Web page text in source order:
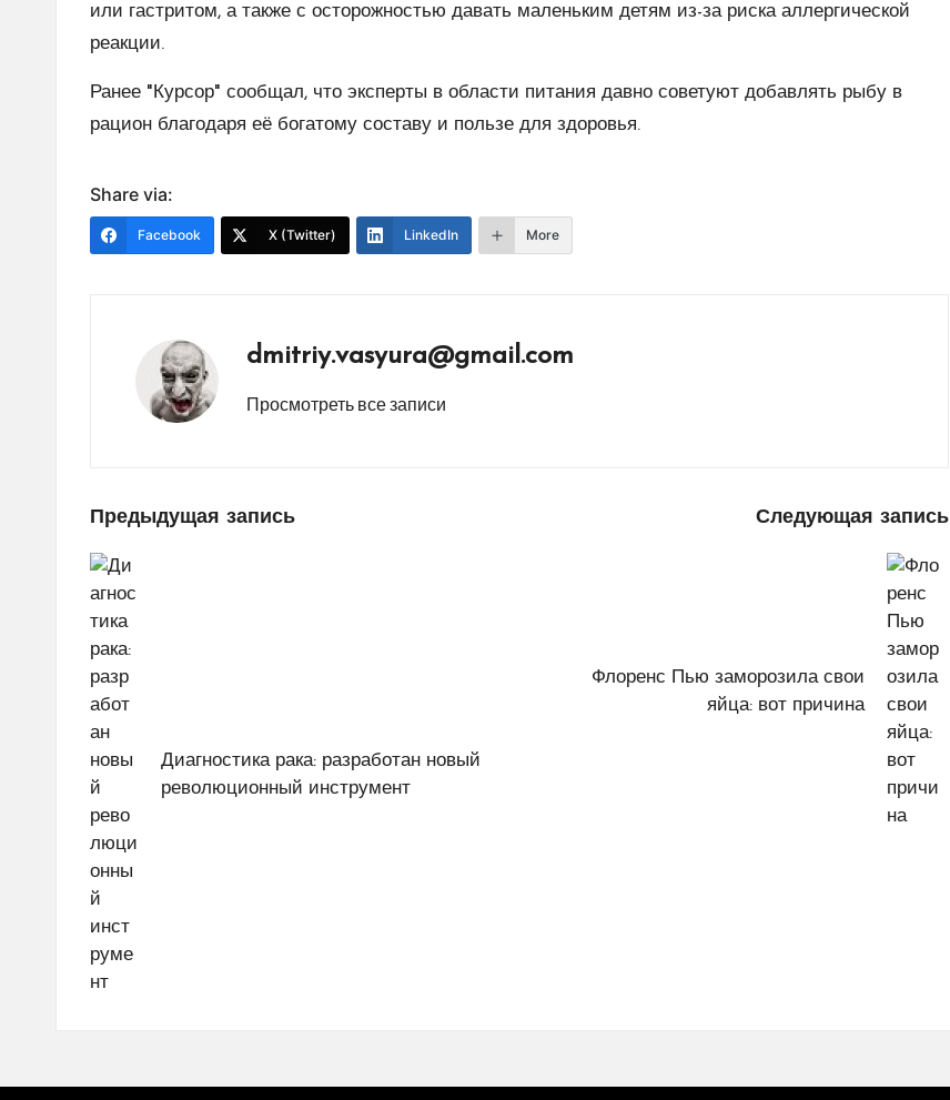
или гастритом, а также с осторожностью давать маленьким детям из-за риска аллергической
реакции.
Ранее "Курсор" сообщал, что эксперты в области питания давно советуют добавлять рыбу в
рацион благодаря её богатому составу и пользе для здоровья.
Share via:
Facebook X (Twitter) LinkedIn More
dmitriy.vasyura@gmail.com
Просмотреть все записи
Навигация
по
записям
Предыдущая запись
Диагностика рака: разработан новый
революционный инструмент
Следующая запись
Флоренс Пью заморозила свои
яйца: вот причина